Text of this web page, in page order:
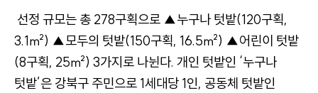
선정 규모는 총 278구획으로 ▲누구나 텃밭(120구획,
3.1㎡) ▲모두의 텃밭(150구획, 16.5㎡) ▲어린이 텃밭
(8구획, 25㎡) 3가지로 나뉜다. 개인 텃밭인 ‘누구나
텃밭’은 강북구 주민으로 1세대당 1인, 공동체 텃밭인